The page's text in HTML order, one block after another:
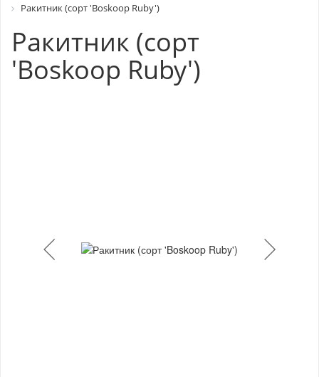
Ракитник (сорт 'Boskoop Ruby')
Ракитник (сорт
'Boskoop Ruby')